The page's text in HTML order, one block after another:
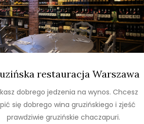
restauracja Warszawa
dobrego jedzenia na wynos. Chcesz
się dobrego wina gruzińskiego i zjeść
prawdziwie gruzińskie chaczapuri.